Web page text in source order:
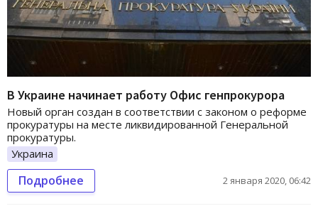
В Украине начинает работу Офис генпрокурора
Новый орган создан в соответствии с законом о реформе
прокуратуры на месте ликвидированной Генеральной
прокуратуры.
Украина
Подробнее 2 января 2020, 06:42